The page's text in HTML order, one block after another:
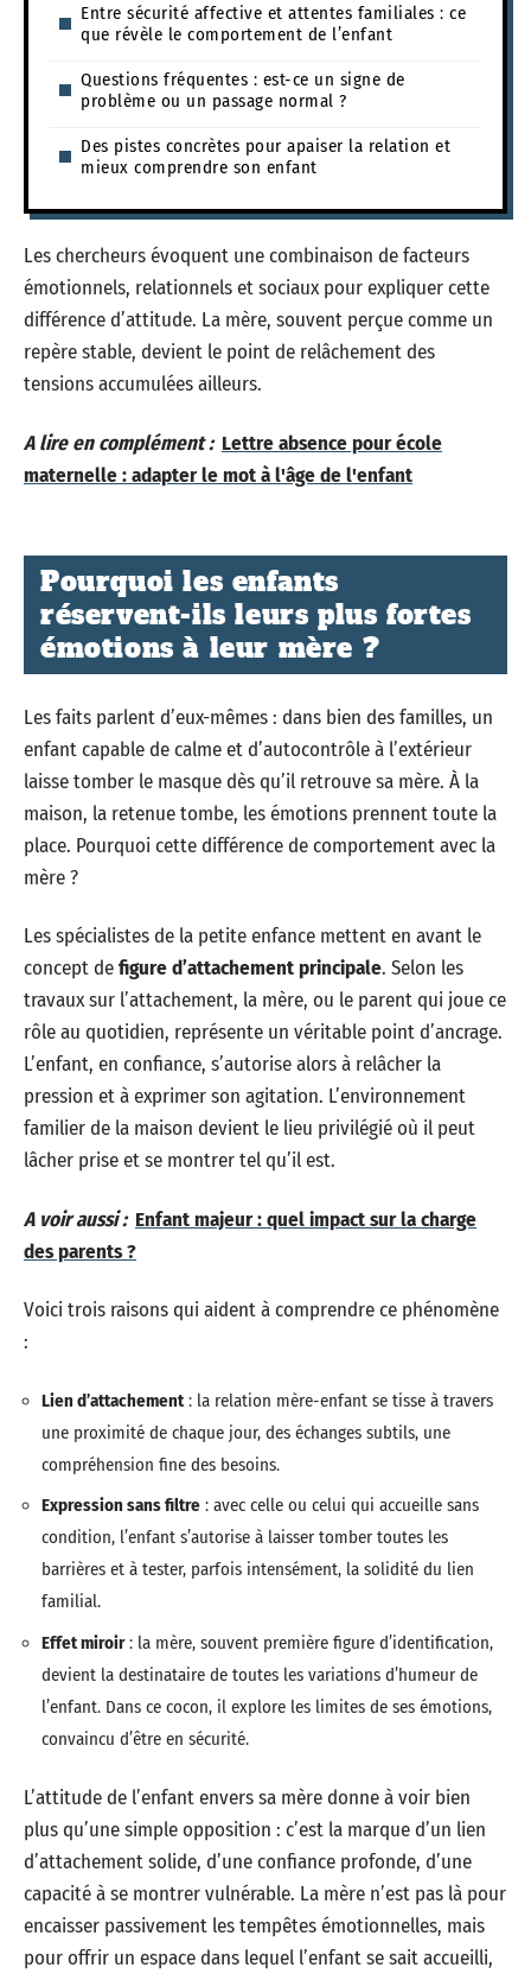
Entre sécurité affective et attentes familiales : ce
que révèle le comportement de l’enfant
Questions fréquentes : est-ce un signe de
problème ou un passage normal ?
Des pistes concrètes pour apaiser la relation et
mieux comprendre son enfant
Les chercheurs évoquent une combinaison de facteurs
émotionnels, relationnels et sociaux pour expliquer cette
différence d’attitude. La mère, souvent perçue comme un
repère stable, devient le point de relâchement des
tensions accumulées ailleurs.
A lire en complément : Lettre absence pour école
maternelle : adapter le mot à l'âge de l'enfant
Pourquoi les enfants
réservent-ils leurs plus fortes
émotions à leur mère ?
Les faits parlent d’eux-mêmes : dans bien des familles, un
enfant capable de calme et d’autocontrôle à l’extérieur
laisse tomber le masque dès qu’il retrouve sa mère. À la
maison, la retenue tombe, les émotions prennent toute la
place. Pourquoi cette différence de comportement avec la
mère ?
Les spécialistes de la petite enfance mettent en avant le
concept defigure d’attachement principale. Selon les
travaux sur l’attachement, la mère, ou le parent qui joue ce
rôle au quotidien, représente un véritable point d’ancrage.
L’enfant, en confiance, s’autorise alors à relâcher la
pression et à exprimer son agitation. L’environnement
familier de la maison devient le lieu privilégié où il peut
lâcher prise et se montrer tel qu’il est.
A voir aussi : Enfant majeur : quel impact sur la charge
des parents ?
Voici trois raisons qui aident à comprendre ce phénomène
:
Lien d’attachement : la relation mère-enfant se tisse à travers
une proximité de chaque jour, des échanges subtils, une
compréhension fine des besoins.
Expression sans filtre : avec celle ou celui qui accueille sans
condition, l’enfant s’autorise à laisser tomber toutes les
barrières et à tester, parfois intensément, la solidité du lien
familial.
Effet miroir: la mère, souvent première figure d’identification,
devient la destinataire de toutes les variations d’humeur de
l’enfant. Dans ce cocon, il explore les limites de ses émotions,
convaincu d’être en sécurité.
L’attitude de l’enfant envers sa mère donne à voir bien
plus qu’une simple opposition : c’est la marque d’un lien
d’attachement solide, d’une confiance profonde, d’une
capacité à se montrer vulnérable. La mère n’est pas là pour
encaisser passivement les tempêtes émotionnelles, mais
pour offrir un espace dans lequel l’enfant se sait accueilli,